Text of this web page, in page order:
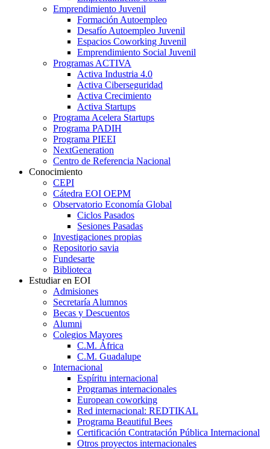
Emprendimiento Juvenil
Formación Autoempleo
Desafío Autoempleo Juvenil
Espacios Coworking Juvenil
Emprendimiento Social Juvenil
Programas ACTIVA
Activa Industria 4.0
Activa Ciberseguridad
Activa Crecimiento
Activa Startups
Programa Acelera Startups
Programa PADIH
Programa PIEEI
NextGeneration
Centro de Referencia Nacional
Conocimiento
CEPI
Cátedra EOI OEPM
Observatorio Economía Global
Ciclos Pasados
Sesiones Pasadas
Investigaciones propias
Repositorio savia
Fundesarte
Biblioteca
Estudiar en EOI
Admisiones
Secretaría Alumnos
Becas y Descuentos
Alumni
Colegios Mayores
C.M. África
C.M. Guadalupe
Internacional
Espíritu internacional
Programas internacionales
European coworking
Red internacional: REDTIKAL
Programa Beautiful Bees
Certificación Contratación Pública Internacional
Otros proyectos internacionales